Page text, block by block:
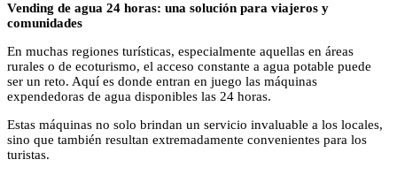
Vending de agua 24 horas: una solución para viajeros y
comunidades
En muchas regiones turísticas, especialmente aquellas en áreas
rurales o de ecoturismo, el acceso constante a agua potable puede
ser un reto. Aquí es donde entran en juego las máquinas
expendedoras de agua disponibles las 24 horas.
Estas máquinas no solo brindan un servicio invaluable a los locales,
sino que también resultan extremadamente convenientes para los
turistas.